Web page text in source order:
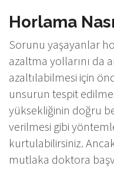
Horlama
Sorunu yaşayanlar
azaltma yollarını da
azaltılabilmesi için
unsurun tespit
yüksekliğinin doğru
verilmesi gibi
kurtulabilirsiniz.
mutlaka doktora